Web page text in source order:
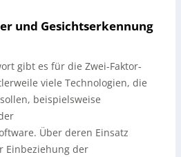
und Gesichtserkennung
gibt es für die Zwei-Faktor-
viele Technologien, die
beispielsweise
Über deren Einsatz
Einbeziehung der